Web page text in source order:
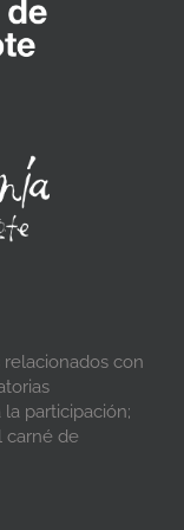
con
participación;
carné de